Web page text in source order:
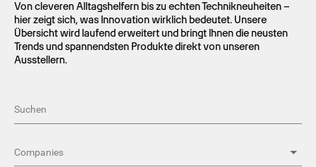
Von cleveren Alltagshelfern bis zu echten Technikneuheiten –
hier zeigt sich, was Innovation wirklich bedeutet. Unsere
Übersicht wird laufend erweitert und bringt Ihnen die neusten
Trends und spannendsten Produkte direkt von unseren
Ausstellern.